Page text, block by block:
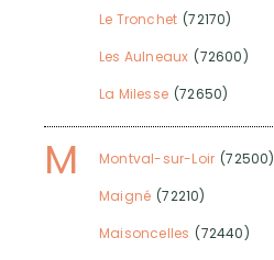
Le Tronchet (72170)
Les Aulneaux (72600)
La Milesse (72650)
M Montval-sur-Loir (72500)
Maigné (72210)
Maisoncelles (72440)